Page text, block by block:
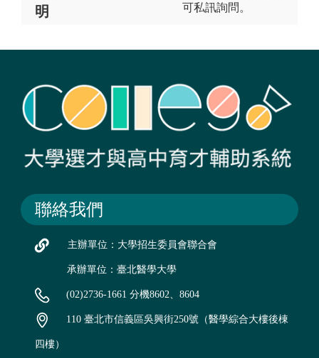
明
可私訊詢問。
聯絡我們
主辦單位：大學招生委員會聯合會
承辦單位：臺北醫學大學
(02)2736-1661 分機8602、8604
110 臺北市信義區吳興街250號（醫學綜合大樓後棟
四樓）